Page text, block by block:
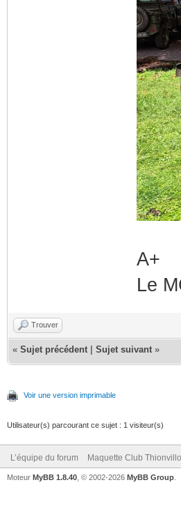
A+
Le
Trouver
« Sujet précédent Sujet suivant »
Voir une version imprimable
Utilisateur(s) parcourant ce sujet : 1 visiteur(s)
L’équipe du forum Maquette Club
Moteur MyBB 1.8.40 , © 2002-2026 MyBB Group